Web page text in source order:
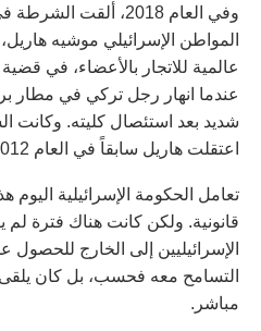
وفي العام 2018،
المواطن الإسرائيلي موشيه
عندما انهار رجل تركي في مطار
شديد بعد استئصال كليته. وكانت
اعتقلت هاريل سابقاً في العام 2012، ثم أُفرج عنه لاحقاً.
تعامل الحكومة الإسرائيلية اليوم
قانونية. ولكن كانت هناك فترة لم
الإسرائيليين إلى الخارج للحصول
التسامح معه فحسب، بل كان يلقى
مباشر.